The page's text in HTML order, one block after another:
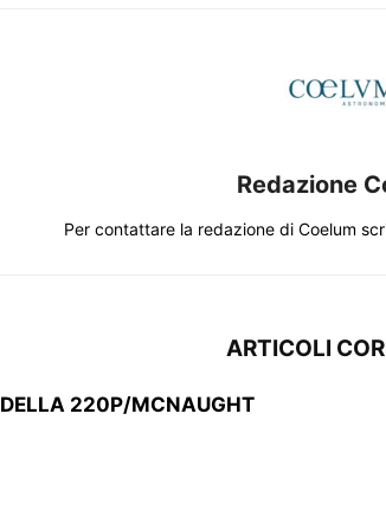
Redazione
Per contattare la redazione di Coelum
ARTICOLI
DELLA 220P/MCNAUGHT